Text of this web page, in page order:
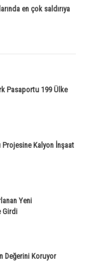
en çok saldırıya
Pasaportu 199 Ülke
Projesine Kalyon İnşaat
Yeni
Girdi
Değerini Koruyor